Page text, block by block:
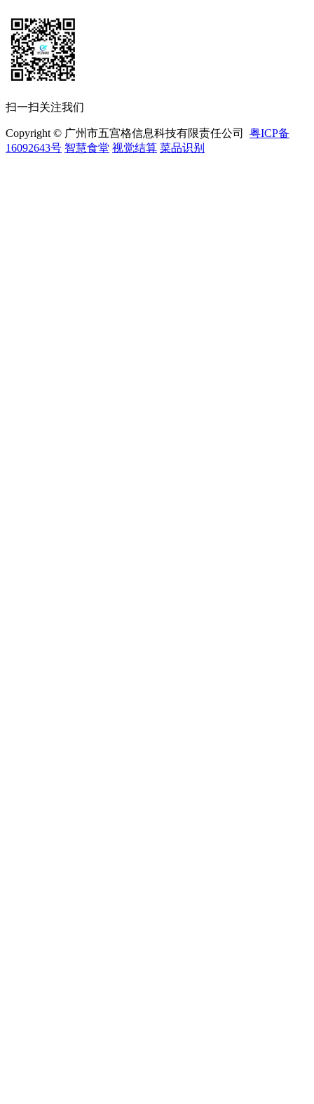
扫一扫关注我们
Copyright © 广州市五宫格信息科技有限责任公司 粤ICP备
16092643号 智慧食堂 视觉结算 菜品识别